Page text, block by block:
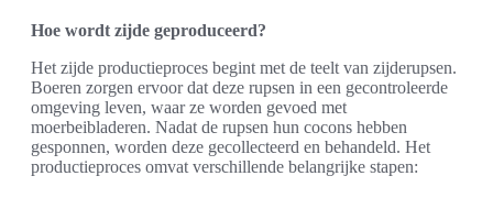
Hoe wordt zijde geproduceerd?
Het zijde productieproces begint met de teelt van zijderupsen.
Boeren zorgen ervoor dat deze rupsen in een gecontroleerde
omgeving leven, waar ze worden gevoed met
moerbeibladeren. Nadat de rupsen hun cocons hebben
gesponnen, worden deze gecollecteerd en behandeld. Het
productieproces omvat verschillende belangrijke stapen: